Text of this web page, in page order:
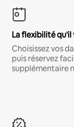
La flexibilité qu'il
Choisissez vos
puis réservez
supplémentaire